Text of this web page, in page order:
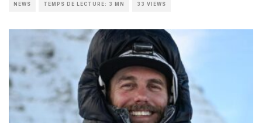
NEWS TEMPS DE LECTURE: 3 MN 33 VIEWS